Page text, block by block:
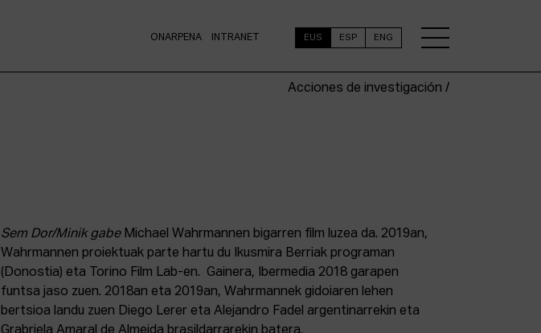
ONARPENA INTRANET EUS ESP ENG
Acciones de investigación /
Sem Dor/Minik gabeMichael Wahrmannen bigarren film luzea da. 2019an,
Wahrmannen proiektuak parte hartu du Ikusmira Berriak programan
(Donostia) eta Torino Film Lab-en. Gainera, Ibermedia 2018 garapen
funtsa jaso zuen. 2018an eta 2019an, Wahrmannek gidoiaren lehen
bertsioa landu zuen Diego Lerer eta Alejandro Fadel argentinarrekin eta